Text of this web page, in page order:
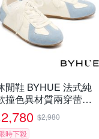
閒鞋 BYHUE 法式純
撞色異材質兩穿蕾絲
帶軟芯Q底薄底休閒鞋
藍
2,780 $2,980
時下殺